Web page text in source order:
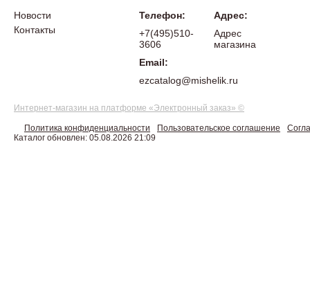
Новости
Контакты
Телефон:
+7(495)510-
3606
Email:
ezcatalog@mishelik.ru
Адрес:
Адрес
магазина
Интернет-магазин на платформе «Электронный заказ» ©
Политика конфиденциальности Пользовательское соглашение
Каталог обновлен: 05.08.2026 21:09